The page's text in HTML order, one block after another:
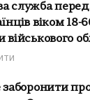
служба
віком 18-
військового
заборонити